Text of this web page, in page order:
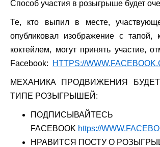
Способ участия в розыгрыше будет
Те, кто выпил в месте,
опубликовал изображение с тапой,
коктейлем, могут принять участие,
Facebook:
HTTPS://
МЕХАНИКА ПРОДВИЖЕНИЯ
ТИПЕ РОЗЫГРЫШЕЙ:
FACEBOOK https://
НРАВИТСЯ ПОСТУ О